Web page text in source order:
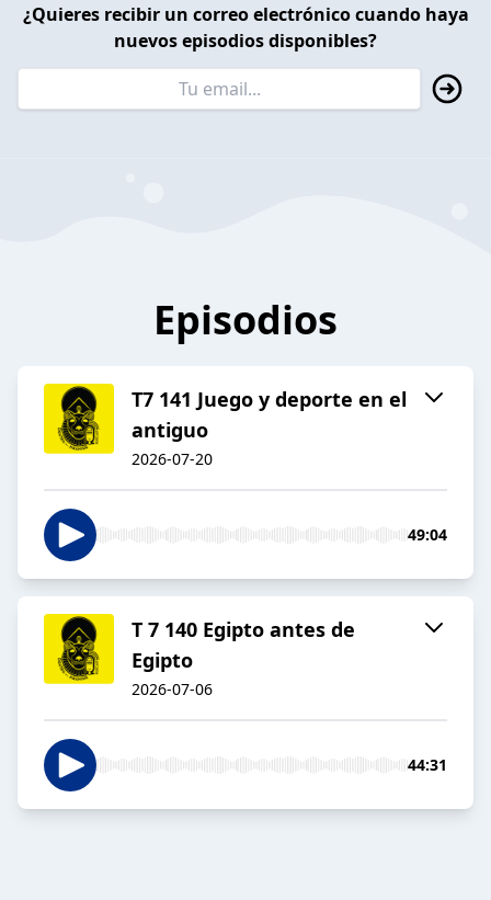
¿Quieres recibir un correo electrónico cuando haya
nuevos episodios disponibles?
Episodios
T7 141 Juego y deporte en el
antiguo
2026-07-20
49:04
T 7 140 Egipto antes de
Egipto
2026-07-06
44:31